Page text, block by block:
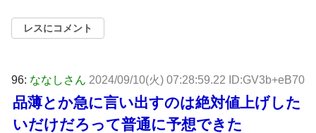
レスにコメント
96: ななしさん 2024/09/10(火) 07:28:59.22 ID:GV3b+eB70
品薄とか急に言い出すのは絶対値上げした
いだけだろって普通に予想できた